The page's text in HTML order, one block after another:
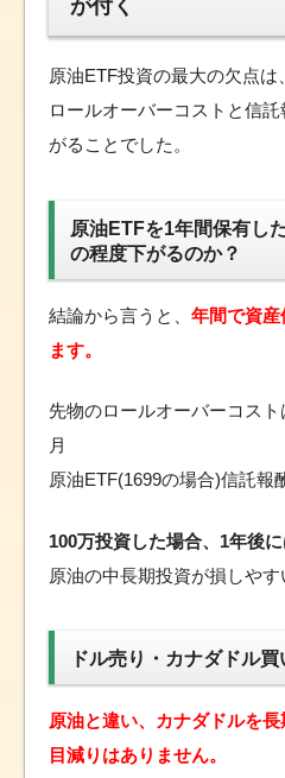
が付く
原油ETF投資の最大の欠点
ロールオーバーコストと信
がることでした。
原油ETFを1年間保有し
の程度下がるのか？
結論から言うと、 年間で資産
ます。
先物のロールオーバーコス
月
原油ETF(1699の場合)信託報
100万投資した場合、1年後
原油の中長期投資が損しやす
ドル売り・カナダドル
原油と違い、カナダドルを
目減りはありません。